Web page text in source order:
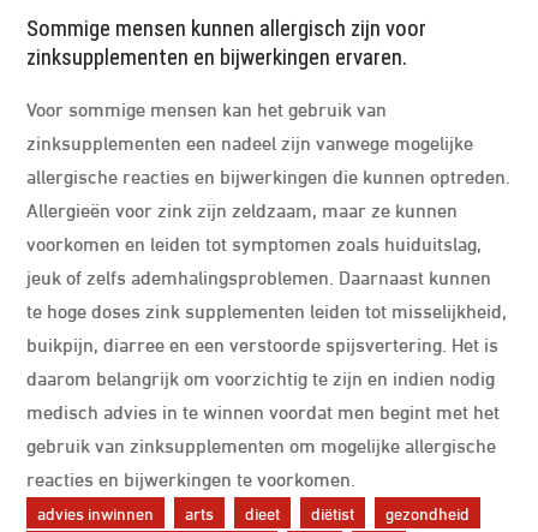
Sommige mensen kunnen allergisch zijn voor
zinksupplementen en bijwerkingen ervaren.
Voor sommige mensen kan het gebruik van
zinksupplementen een nadeel zijn vanwege mogelijke
allergische reacties en bijwerkingen die kunnen optreden.
Allergieën voor zink zijn zeldzaam, maar ze kunnen
voorkomen en leiden tot symptomen zoals huiduitslag,
jeuk of zelfs ademhalingsproblemen. Daarnaast kunnen
te hoge doses zink supplementen leiden tot misselijkheid,
buikpijn, diarree en een verstoorde spijsvertering. Het is
daarom belangrijk om voorzichtig te zijn en indien nodig
medisch advies in te winnen voordat men begint met het
gebruik van zinksupplementen om mogelijke allergische
reacties en bijwerkingen te voorkomen.
advies inwinnen arts dieet diëtist
gezondheid